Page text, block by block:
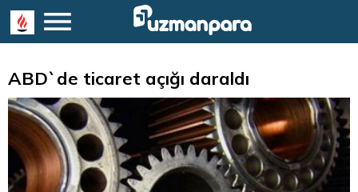
ABD`de ticaret açığı daraldı